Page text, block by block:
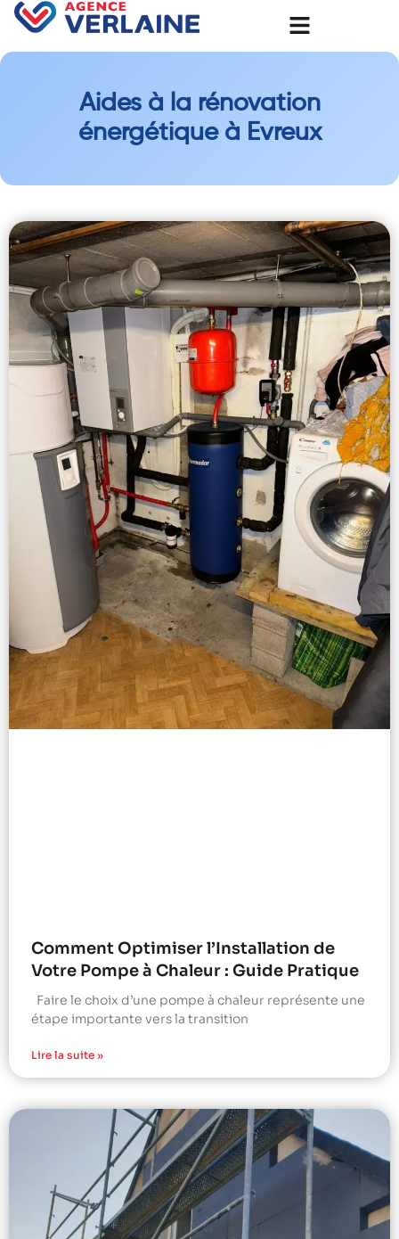
Aides à la rénovation
énergétique à Evreux
Comment Optimiser l’Installation de
Votre Pompe à Chaleur : Guide Pratique
Faire le choix d’une pompe à chaleur représente une
étape importante vers la transition
Lire la suite »